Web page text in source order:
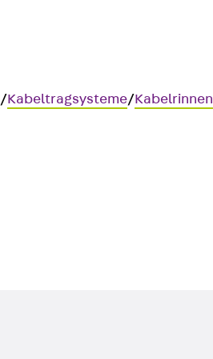
/Kabeltragsysteme/Kabelrinnen